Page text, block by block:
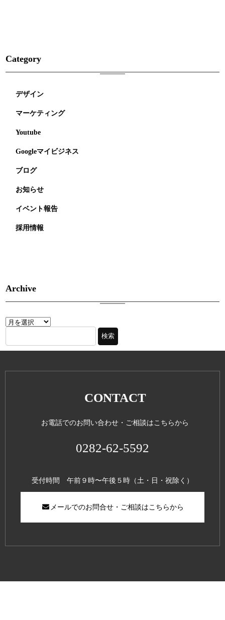
Category
デザイン
マーケティング
Youtube
Googleマイビジネス
ブログ
お知らせ
イベント報告
採用情報
Archive
CONTACT
お電話でのお問い合わせ・ご相談はこちらから
0282-62-5592
受付時間 午前９時〜午後５時（土・日・祝除く）
メールでのお問合せ・ご相談はこちらから